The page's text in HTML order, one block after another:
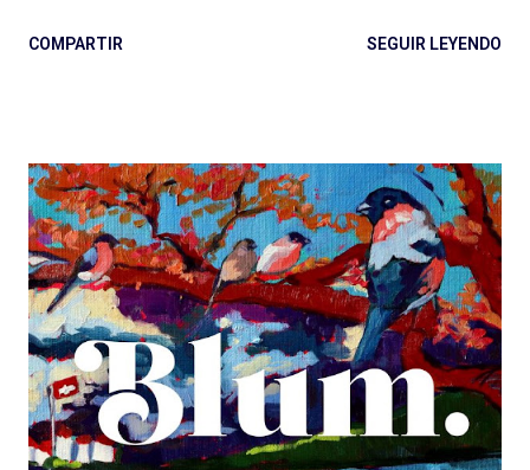
(podcast), con escuchar el páramo creativo (radio) vs. la
Porque los debates no pueden ser eternos. Y entonces
hablamos de lenguaje sonoro, hablamos de audio digital a
demanda del siglo XXI, hablamos de géneros, formatos, estilos.
Compartimos programas hechos para audiencias regionales,
globales, en nuestro idioma. Pero hay que aportar , siento en
este momento, un granito más al debate: el de las diferencias
narrativas entre una cosa y la otra. Más allá de las instancias de
producción, distribución y es...
COMPARTIR SEGUIR LEYENDO